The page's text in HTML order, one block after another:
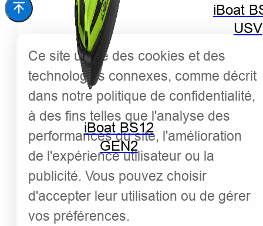
iBoat BS12
GEN2
iBoat
USV
Ce site utilise des cookies et des
technologies connexes, comme décrit
dans notre politique de confidentialité,
à des fins telles que l'analyse des
performances du site, l'amélioration
de l'expérience utilisateur ou la
publicité. Vous pouvez choisir
d'accepter leur utilisation ou de gérer
vos préférences.